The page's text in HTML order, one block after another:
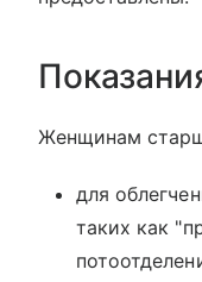
Женщинам
для
таких как